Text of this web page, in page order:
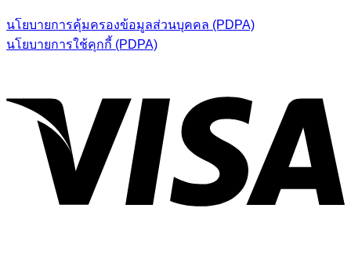
200.00฿.
154.00฿.
นโยบายการคุ้มครองข้อมูลส่วนบุคคล (PDPA)
นโยบายการใช้คุกกี้ (PDPA)